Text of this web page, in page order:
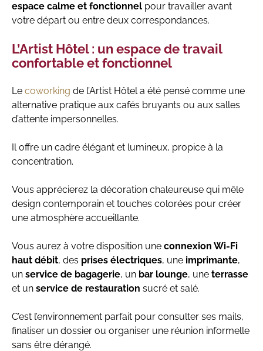
espace calme et fonctionnel pour travailler avant
votre départ ou entre deux correspondances.
L’Artist Hôtel : un espace de travail
confortable et fonctionnel
Le coworking de l’Artist Hôtel a été pensé comme une
alternative pratique aux cafés bruyants ou aux salles
d’attente impersonnelles.
Il offre un cadre élégant et lumineux, propice à la
concentration.
Vous apprécierez la décoration chaleureuse qui mêle
design contemporain et touches colorées pour créer
une atmosphère accueillante.
Vous aurez à votre disposition une connexion Wi-Fi
haut débit, des prises électriques, une imprimante,
un service de bagagerie, un bar lounge, une terrasse
et un service de restauration sucré et salé.
C’est l’environnement parfait pour consulter ses mails,
finaliser un dossier ou organiser une réunion informelle
sans être dérangé.